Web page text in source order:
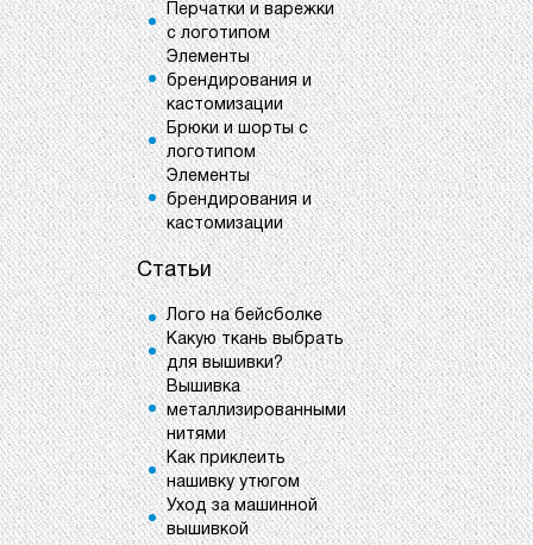
Перчатки и варежки
с логотипом
Элементы
брендирования и
кастомизации
Брюки и шорты с
логотипом
Элементы
брендирования и
кастомизации
Статьи
Лого на бейсболке
Какую ткань выбрать
для вышивки?
Вышивка
металлизированными
нитями
Как приклеить
нашивку утюгом
Уход за машинной
вышивкой